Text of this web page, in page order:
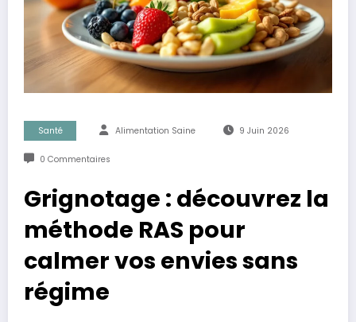
Santé Alimentation Saine 9 Juin 2026
0 Commentaires
Grignotage : découvrez la
méthode RAS pour
calmer vos envies sans
régime